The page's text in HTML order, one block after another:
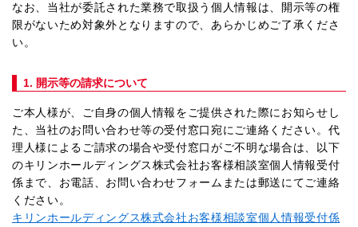
なお、当社が委託された業務で取扱う個人情報は、開示等の権
限がないため対象外となりますので、あらかじめご了承くださ
い。
1. 開示等の請求について
ご本人様が、ご自身の個人情報をご提供された際にお知らせし
た、当社のお問い合わせ等の受付窓口宛にご連絡ください。代
理人様によるご請求の場合や受付窓口がご不明な場合は、以下
のキリンホールディングス株式会社お客様相談室個人情報受付
係まで、お電話、お問い合わせフォームまたは郵送にてご連絡
ください。
キリンホールディングス株式会社お客様相談室個人情報受付係